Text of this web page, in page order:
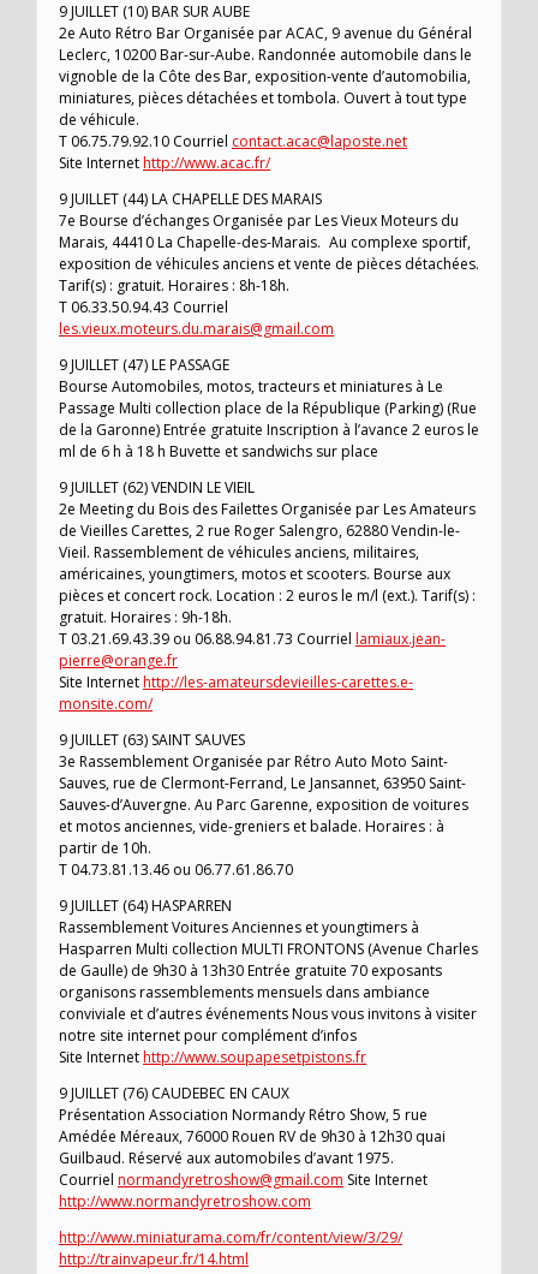
9 JUILLET (10) BAR SUR AUBE
2e Auto Rétro Bar Organisée par ACAC, 9 avenue du Général
Leclerc, 10200 Bar-sur-Aube. Randonnée automobile dans le
vignoble de la Côte des Bar, exposition-vente d’automobilia,
miniatures, pièces détachées et tombola. Ouvert à tout type
de véhicule.
T 06.75.79.92.10 Courriel contact.acac@laposte.net
Site Internethttp://www.acac.fr/
9 JUILLET (44) LA CHAPELLE DES MARAIS
7e Bourse d’échanges Organisée par Les Vieux Moteurs du
Marais, 44410 La Chapelle-des-Marais. Au complexe sportif,
exposition de véhicules anciens et vente de pièces détachées.
Tarif(s) : gratuit. Horaires : 8h-18h.
T 06.33.50.94.43 Courriel
les.vieux.moteurs.du.marais@gmail.com
9 JUILLET (47) LE PASSAGE
Bourse Automobiles, motos, tracteurs et miniatures à Le
Passage Multi collection place de la République (Parking) (Rue
de la Garonne) Entrée gratuite Inscription à l’avance 2 euros le
ml de 6 h à 18 h Buvette et sandwichs sur place
9 JUILLET (62) VENDIN LE VIEIL
2e Meeting du Bois des Failettes Organisée par Les Amateurs
de Vieilles Carettes, 2 rue Roger Salengro, 62880 Vendin-le-
Vieil. Rassemblement de véhicules anciens, militaires,
américaines, youngtimers, motos et scooters. Bourse aux
pièces et concert rock. Location : 2 euros le m/l (ext.). Tarif(s) :
gratuit. Horaires : 9h-18h.
T 03.21.69.43.39 ou 06.88.94.81.73 Courriel lamiaux.jean-
pierre@orange.fr
Site Internethttp://les-amateursdevieilles-carettes.e-
monsite.com/
9 JUILLET (63) SAINT SAUVES
3e Rassemblement Organisée par Rétro Auto Moto Saint-
Sauves, rue de Clermont-Ferrand, Le Jansannet, 63950 Saint-
Sauves-d’Auvergne. Au Parc Garenne, exposition de voitures
et motos anciennes, vide-greniers et balade. Horaires : à
partir de 10h.
T 04.73.81.13.46 ou 06.77.61.86.70
9 JUILLET (64) HASPARREN
Rassemblement Voitures Anciennes et youngtimers à
Hasparren Multi collection MULTI FRONTONS (Avenue Charles
de Gaulle) de 9h30 à 13h30 Entrée gratuite 70 exposants
organisons rassemblements mensuels dans ambiance
conviviale et d’autres événements Nous vous invitons à visiter
notre site internet pour complément d’infos
Site Internethttp://www.soupapesetpistons.fr
9 JUILLET (76) CAUDEBEC EN CAUX
Présentation Association Normandy Rétro Show, 5 rue
Amédée Méreaux, 76000 Rouen RV de 9h30 à 12h30 quai
Guilbaud. Réservé aux automobiles d’avant 1975.
Courriel normandyretroshow@gmail.com Site Internet
http://www.normandyretroshow.com
http://www.miniaturama.com/fr/content/view/3/29/
http://trainvapeur.fr/14.html